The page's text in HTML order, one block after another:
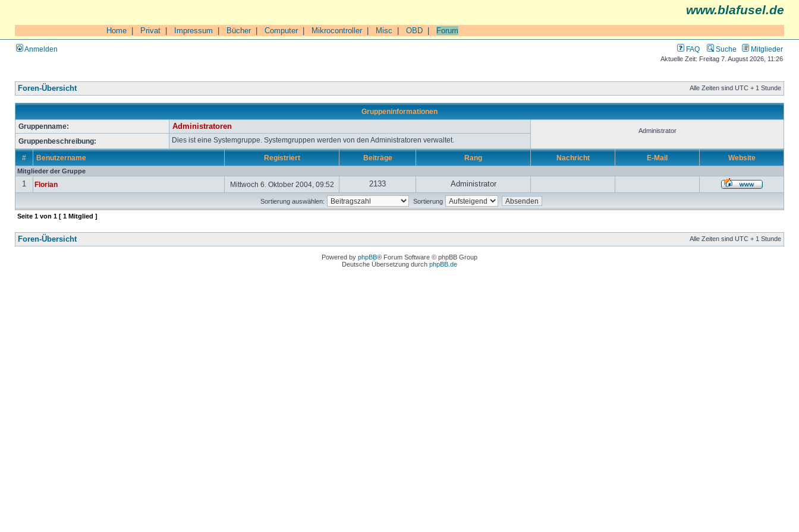
www.blafusel.de
Home Privat Impressum Bücher| Computer| Mikrocontroller| Misc OBD Forum
Anmelden FAQ Suche Mitglieder
Aktuelle Zeit: Freitag 7. August 2026, 11:26
Foren-Übersicht Alle Zeiten sind UTC + 1 Stunde
Gruppeninformationen
Gruppenname:
Administratoren Administrator
Gruppenbeschreibung: Dies ist eine Systemgruppe. Systemgruppen werden von den Administratoren verwaltet.
# Benutzername Registriert Beiträge Rang Nachricht E-Mail Website
Mitglieder der Gruppe
1 Florian Mittwoch 6. Oktober 2004, 09:52 2133 Administrator
Sortierung auswählen: Sortierung
Seite 1 von 1 [ 1 Mitglied ]
Foren-Übersicht Alle Zeiten sind UTC + 1 Stunde
Powered by phpBB® Forum Software © phpBB Group
Deutsche Übersetzung durch phpBB.de